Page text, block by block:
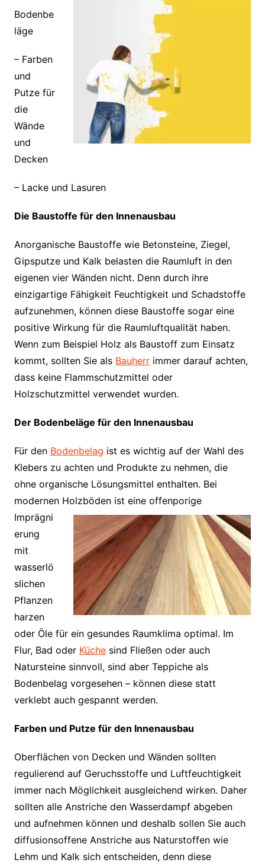
Bodenbe
läge
– Farben
und
Putze für
die
Wände
und
Decken
– Lacke und Lasuren
Die Baustoffe für den Innenausbau
Anorganische Baustoffe wie Betonsteine, Ziegel,
Gipsputze und Kalk belasten die Raumluft in den
eigenen vier Wänden nicht. Denn durch ihre
einzigartige Fähigkeit Feuchtigkeit und Schadstoffe
aufzunehmen, können diese Baustoffe sogar eine
positive Wirkung für die Raumluftqualität haben.
Wenn zum Beispiel Holz als Baustoff zum Einsatz
kommt, sollten Sie als Bauherrimmer darauf achten,
dass keine Flammschutzmittel oder
Holzschutzmittel verwendet wurden.
Der Bodenbeläge für den Innenausbau
Für den Bodenbelag ist es wichtig auf der Wahl des
Klebers zu achten und Produkte zu nehmen, die
ohne organische Lösungsmittel enthalten. Bei
modernen Holzböden ist eine offenporige
Imprägni
erung
mit
wasserlö
slichen
Pflanzen
harzen
oder Öle für ein gesundes Raumklima optimal. Im
Flur, Bad oder Küchesind Fließen oder auch
Natursteine sinnvoll, sind aber Teppiche als
Bodenbelag vorgesehen – können diese statt
verklebt auch gespannt werden.
Farben und Putze für den Innenausbau
Oberflächen von Decken und Wänden sollten
regulierend auf Geruchsstoffe und Luftfeuchtigkeit
immer nach Möglichkeit ausgleichend wirken. Daher
sollten alle Anstriche den Wasserdampf abgeben
und aufnehmen können und deshalb sollen Sie auch
diffusionsoffene Anstriche aus Naturstoffen wie
Lehm und Kalk sich entscheiden, denn diese